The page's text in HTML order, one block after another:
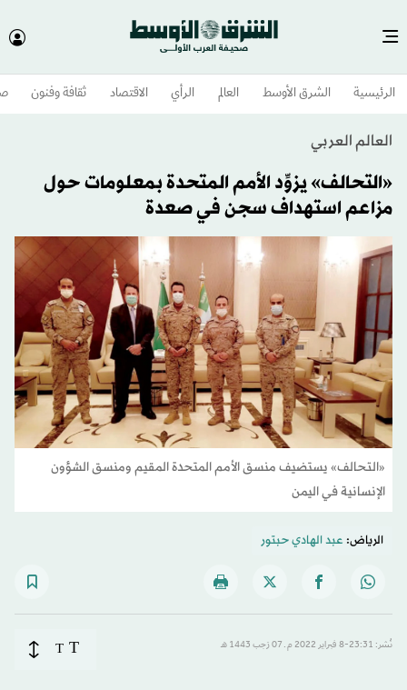
الرئيسية الشرق الأوسط​ العالم الرأي الاقتصاد ثقافة وفنون
العالم العربي
«التحالف» يزوِّد الأمم المتحدة بمعلومات حول
مزاعم استهداف سجن في صعدة
«التحالف» يستضيف منسق الأمم المتحدة المقيم ومنسق الشؤون
الإنسانية في اليمن
الرياض: عبد الهادي حبتور
نُشر: 23:31-8 فبراير 2022 م ـ 07 رَجب 1443 هـ T
T